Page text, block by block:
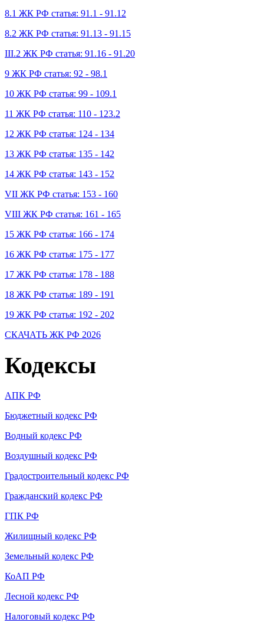
8.1 ЖК РФ статья: 91.1 - 91.12
8.2 ЖК РФ статья: 91.13 - 91.15
III.2 ЖК РФ статья: 91.16 - 91.20
9 ЖК РФ статья: 92 - 98.1
10 ЖК РФ статья: 99 - 109.1
11 ЖК РФ статья: 110 - 123.2
12 ЖК РФ статья: 124 - 134
13 ЖК РФ статья: 135 - 142
14 ЖК РФ статья: 143 - 152
VII ЖК РФ статья: 153 - 160
VIII ЖК РФ статья: 161 - 165
15 ЖК РФ статья: 166 - 174
16 ЖК РФ статья: 175 - 177
17 ЖК РФ статья: 178 - 188
18 ЖК РФ статья: 189 - 191
19 ЖК РФ статья: 192 - 202
СКАЧАТЬ ЖК РФ 2026
Кодексы
АПК РФ
Бюджетный кодекс РФ
Водный кодекс РФ
Воздушный кодекс РФ
Градостроительный кодекс РФ
Гражданский кодекс РФ
ГПК РФ
Жилищный кодекс РФ
Земельный кодекс РФ
КоАП РФ
Лесной кодекс РФ
Налоговый кодекс РФ